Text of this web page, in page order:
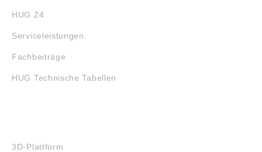
HUG 24
Serviceleistungen
Fachbeiträge
HUG Technische Tabellen
3D-Plattform